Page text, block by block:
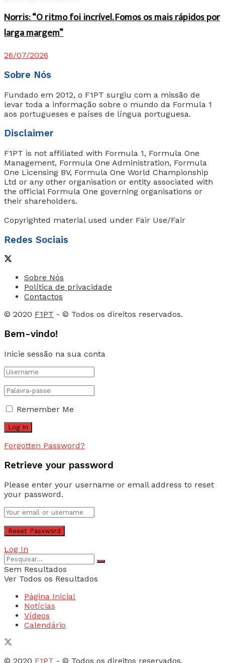
Norris: “O ritmo foi incrível. Fomos os mais rápidos por
larga margem”
26/07/2026
Sobre Nós
Fundado em 2012, o F1PT surgiu com a missão de
levar toda a informação sobre o mundo da Formula 1
aos portugueses e países de língua portuguesa.
Disclaimer
F1PT is not affiliated with Formula 1, Formula One
Management, Formula One Administration, Formula
One Licensing BV, Formula One World Championship
Ltd or any other organisation or entity associated with
the official Formula One governing organisations or
their shareholders.
Copyrighted material used under Fair Use/Fair
Redes Sociais
Sobre Nós
Política de privacidade
Contactos
© 2020 F1PT - © Todos os direitos reservados.
Bem-vindo!
Inicie sessão na sua conta
Remember Me
Forgotten Password?
Retrieve your password
Please enter your username or email address to reset
your password.
Log In
Sem Resultados
Ver Todos os Resultados
Página Inicial
Notícias
Vídeos
Calendário
© 2020 F1PT - © Todos os direitos reservados.